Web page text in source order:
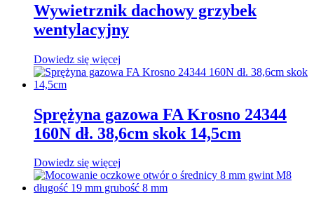
Wywietrznik dachowy grzybek
wentylacyjny
Dowiedz się więcej
Sprężyna gazowa FA Krosno 24344
160N dł. 38,6cm skok 14,5cm
Dowiedz się więcej